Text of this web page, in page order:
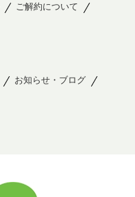
ご解約について
お知らせ・ブログ